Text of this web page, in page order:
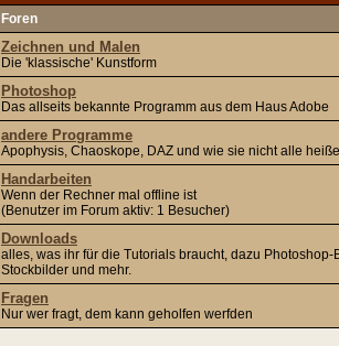
Foren
Zeichnen und Malen
Die 'klassische' Kunstform
Photoshop
Das allseits bekannte Programm aus dem Haus Adobe
andere Programme
Apophysis, Chaoskope, DAZ und wie sie nicht alle
Handarbeiten
Wenn der Rechner mal offline ist
(Benutzer im Forum aktiv: 1 Besucher)
Downloads
alles, was ihr für die Tutorials braucht, dazu Photoshop-
Stockbilder und mehr.
Fragen
Nur wer fragt, dem kann geholfen werfden